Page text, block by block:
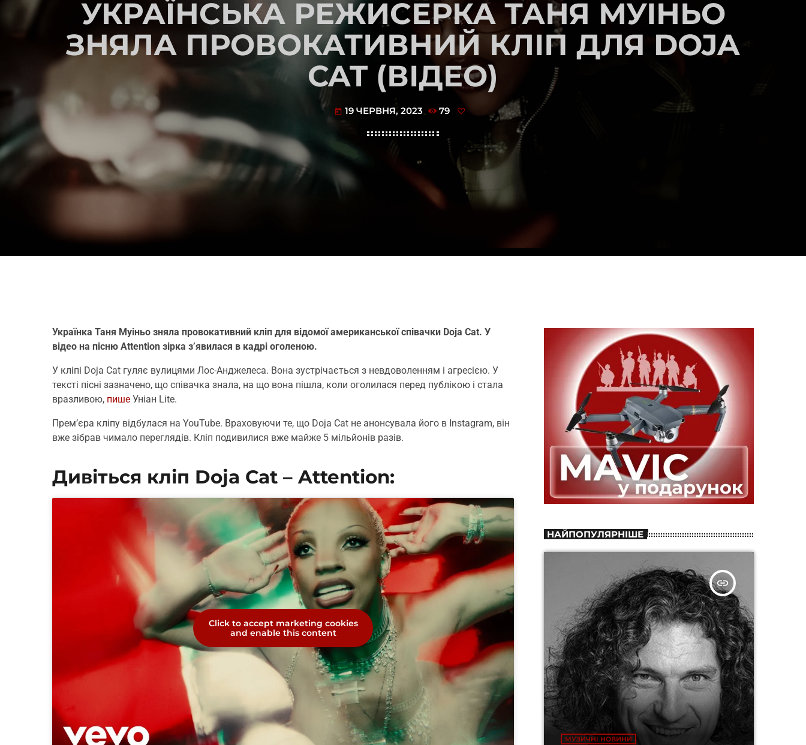
УКРАЇНСЬКА РЕЖИСЕРКА ТАНЯ МУІНЬО
ЗНЯЛА ПРОВОКАТИВНИЙ КЛІП ДЛЯ DOJA
CAT (ВІДЕО)
today 19 ЧЕРВНЯ, 2023 79
Українка Таня Муіньо зняла провокативний кліп для відомої американської співачки Doja Cat. У
відео на пісню Attention зірка з’явилася в кадрі оголеною.
У кліпі Doja Cat гуляє вулицями Лос-Анджелеса. Вона зустрічається з невдоволенням і агресією. У
тексті пісні зазначено, що співачка знала, на що вона пішла, коли оголилася перед публікою і стала
вразливою, пише Уніан Lite.
Прем’єра кліпу відбулася на YouTube. Враховуючи те, що Doja Cat не анонсувала його в Instagram, він
вже зібрав чимало переглядів. Кліп подивилися вже майже 5 мільйонів разів.
Дивіться кліп Doja Cat – Attention:
Click to accept marketing cookies
and enable this content
НАЙПОПУЛЯРНІШЕ
insert_link
МУЗИЧНІ НОВИНИ